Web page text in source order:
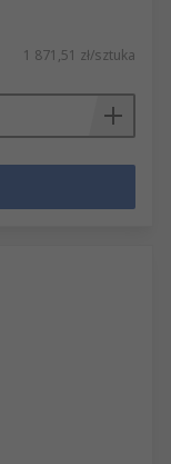
1 871,51 zł/sztuka